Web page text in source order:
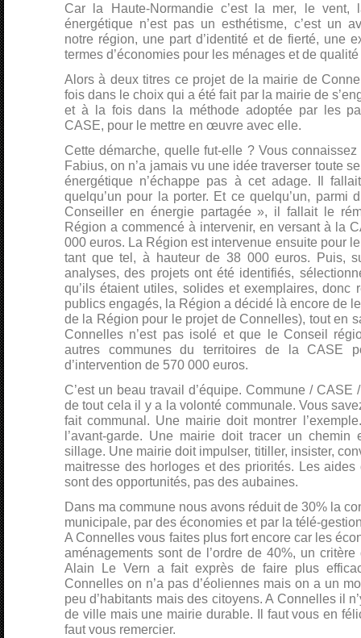
Car la Haute-Normandie c’est la mer, le vent,
énergétique n’est pas un esthétisme, c’est un
notre région, une part d’identité et de fierté, une
termes d’économies pour les ménages et de
Alors à deux titres ce projet de la mairie de
fois dans le choix qui a été fait par la mairie de
et à la fois dans la méthode adoptée par les
CASE, pour le mettre en œuvre avec elle.
Cette démarche, quelle fut-elle ? Vous
Fabius, on n’a jamais vu une idée traverser toute
énergétique n’échappe pas à cet adage. Il
quelqu’un pour la porter. Et ce quelqu’un, parmi
Conseiller en énergie partagée », il fallait le
Région a commencé à intervenir, en versant à la
000 euros. La Région est intervenue ensuite pour
tant que tel, à hauteur de 38 000 euros. Puis,
analyses, des projets ont été identifiés,
qu’ils étaient utiles, solides et exemplaires, donc
publics engagés, la Région a décidé là encore de
de la Région pour le projet de Connelles), tout en
Connelles n’est pas isolé et que le Conseil
autres communes du territoires de la CASE
d’intervention de 570 000 euros.
C’est un beau travail d’équipe. Commune /
de tout cela il y a la volonté communale. Vous
fait communal. Une mairie doit montrer
l’avant-garde. Une mairie doit tracer un chemin
sillage. Une mairie doit impulser, titiller, insister,
maitresse des horloges et des priorités. Les aides
sont des opportunités, pas des aubaines.
Dans ma commune nous avons réduit de 30% la
municipale, par des économies et par la télé-
A Connelles vous faites plus fort encore car les
aménagements sont de l’ordre de 40%, un
Alain Le Vern a fait exprès de faire plus
Connelles on n’a pas d’éoliennes mais on a un
peu d’habitants mais des citoyens. A Connelles il
de ville mais une mairie durable. Il faut vous en
faut vous remercier.